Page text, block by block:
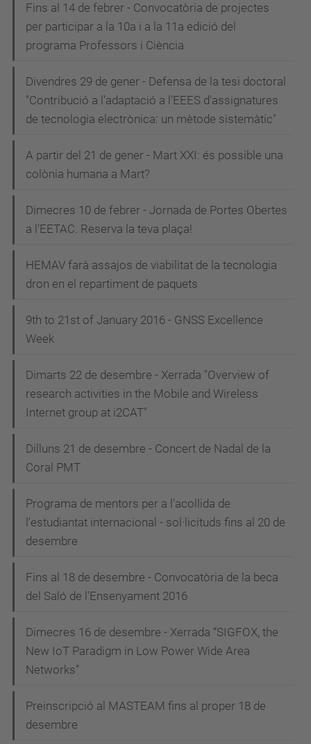
Fins al 14 de febrer - Convocatòria de projectes
per participar a la 10a i a la 11a edició del
programa Professors i Ciència
Divendres 29 de gener - Defensa de la tesi doctoral
"Contribució a l'adaptació a l'EEES d'assignatures
de tecnologia electrònica: un mètode sistemàtic"
A partir del 21 de gener - Mart XXI: és possible una
colònia humana a Mart?
Dimecres 10 de febrer - Jornada de Portes Obertes
a l'EETAC. Reserva la teva plaça!
HEMAV farà assajos de viabilitat de la tecnologia
dron en el repartiment de paquets
9th to 21st of January 2016 - GNSS Excellence
Week
Dimarts 22 de desembre - Xerrada "Overview of
research activities in the Mobile and Wireless
Internet group at i2CAT"
Dilluns 21 de desembre - Concert de Nadal de la
Coral PMT
Programa de mentors per a l'acollida de
l'estudiantat internacional - sol·licituds fins al 20 de
desembre
Fins al 18 de desembre - Convocatòria de la beca
del Saló de l'Ensenyament 2016
Dimecres 16 de desembre - Xerrada “SIGFOX, the
New IoT Paradigm in Low Power Wide Area
Networks”
Preinscripció al MASTEAM fins al proper 18 de
desembre